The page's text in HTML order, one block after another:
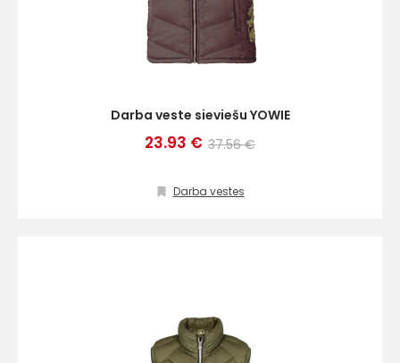
Darba veste sieviešu YOWIE
23.93 € 37.56 €
Darba vestes